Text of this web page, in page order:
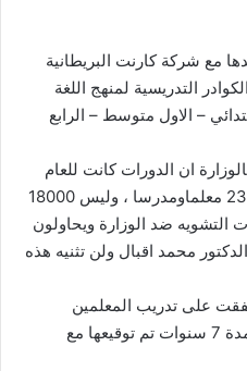
مع شركة كارنت البريطانية
التدريسية لمنهج اللغة
– الاول متوسط – الرابع
ان الدورات كانت للعام
2014 على 8 دفعات وبمجموع 2350 معلماومدرسا ، وليس 18000
التشويه ضد الوزارة ويحاولون
محمد اقبال ولن تثنيه هذه
على تدريب المعلمين
والمدرسين وفق اتفاقية حصرية لمدة 7 سنوات تم توقيعها مع